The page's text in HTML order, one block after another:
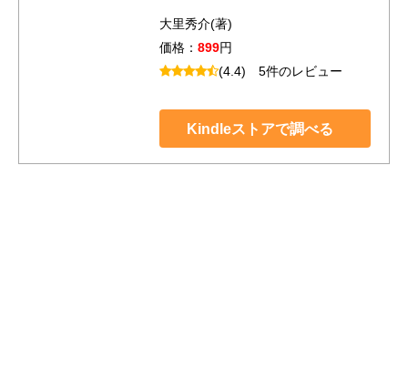
大里秀介(著)
価格： 899円
(4.4) 5件のレビュー
Kindleストアで調べる